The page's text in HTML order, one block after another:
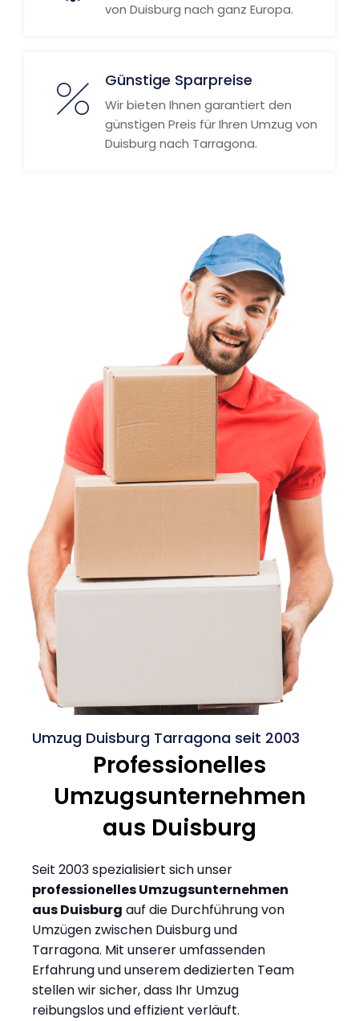
von Duisburg nach ganz Europa.
Günstige Sparpreise
Wir bieten Ihnen garantiert den
günstigen Preis für Ihren Umzug von
Duisburg nach Tarragona.
Umzug Duisburg Tarragona seit 2003
Professionelles
Umzugsunternehmen
aus Duisburg
Seit 2003 spezialisiert sich unser
professionelles Umzugsunternehmen
aus Duisburg auf die Durchführung von
Umzügen zwischen Duisburg und
Tarragona. Mit unserer umfassenden
Erfahrung und unserem dedizierten Team
stellen wir sicher, dass Ihr Umzug
reibungslos und effizient verläuft.